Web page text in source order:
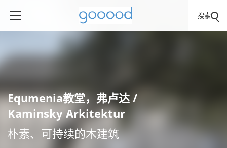
搜索
Equmenia教堂，弗卢达 /
Kaminsky Arkitektur
朴素、可持续的木建筑